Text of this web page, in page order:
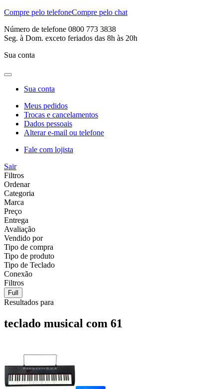
Compre pelo telefoneCompre pelo chat
Número de telefone 0800 773 3838
Seg. à Dom. exceto feriados das 8h às 20h
Sua conta
Sua conta
Meus pedidos
Trocas e cancelamentos
Dados pessoais
Alterar e-mail ou telefone
Fale com lojista
Sair
Filtros
Ordenar
Categoria
Marca
Preço
Entrega
Avaliação
Vendido por
Tipo de compra
Tipo de produto
Tipo de Teclado
Conexão
Filtros
Full
Resultados para
teclado musical com 61